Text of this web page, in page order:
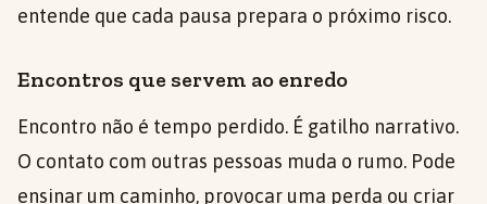
entende que cada pausa prepara o próximo risco.
Encontros que servem ao enredo
Encontro não é tempo perdido. É gatilho narrativo.
O contato com outras pessoas muda o rumo. Pode
ensinar um caminho, provocar uma perda ou criar